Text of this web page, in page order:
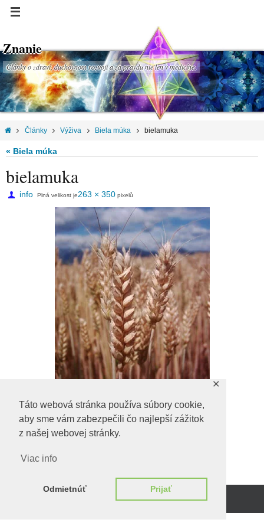
Táto webová stránka používa súbory cookie,
aby sme vám zabezpečili čo najlepší zážitok
z našej webovej stránky.
Viac info
Odmietnúť Prijať
✕
Znanie
Články o zdraví, duchovnom rozvoji a za pravdu nie len v medicíne.
Články Výživa Biela múka bielamuka
« Biela múka
bielamuka
info Plná velikost je263 × 350 pixelů
Unknown
Beží naWordPress.